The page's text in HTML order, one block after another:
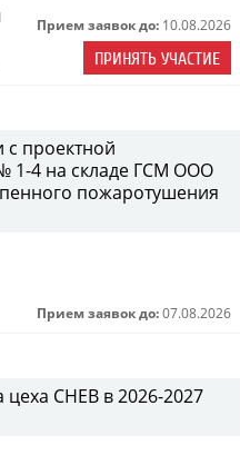
Прием заявок до: 10.08.2026
ПРИНЯТЬ УЧАСТИЕ
с проектной
1-4 на складе ГСМ ООО
пожаротушения
Прием заявок до: 07.08.2026
СНЕВ в 2026-2027